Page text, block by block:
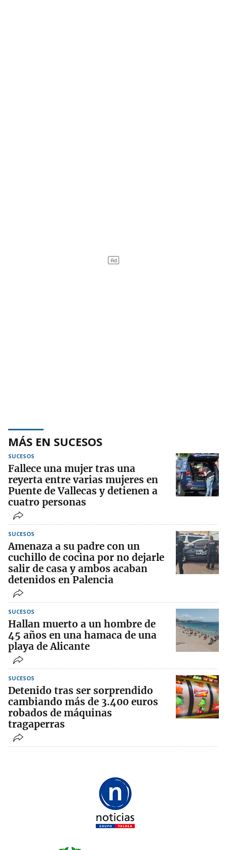
MÁS EN SUCESOS
SUCESOS
Fallece una mujer tras una
reyerta entre varias mujeres en
Puente de Vallecas y detienen a
cuatro personas
SUCESOS
Amenaza a su padre con un
cuchillo de cocina por no dejarle
salir de casa y ambos acaban
detenidos en Palencia
SUCESOS
Hallan muerto a un hombre de
45 años en una hamaca de una
playa de Alicante
SUCESOS
Detenido tras ser sorprendido
cambiando más de 3.400 euros
robados de máquinas
tragaperras